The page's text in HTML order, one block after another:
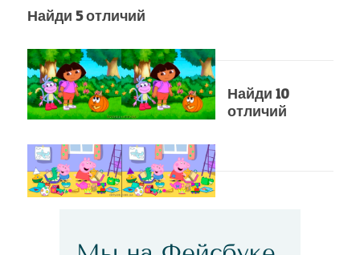
Найди 5 отличий
Найди 10
отличий